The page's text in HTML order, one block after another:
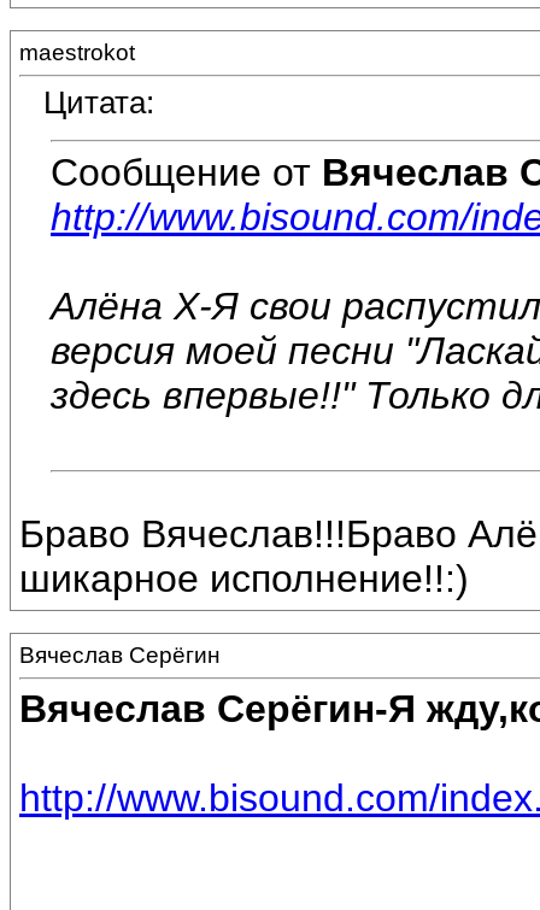
maestrokot
Цитата:
Сообщение от Вячеслав
http://www.bisound.com/
Алёна Х-Я свои
версия моей песни
здесь впервые!!" Только
Браво Вячеслав!!!Браво
шикарное исполнение!!:)
Вячеслав Серёгин
Вячеслав Серёгин-Я
http://www.bisound.com/